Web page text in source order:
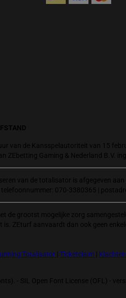
van de Kansspelautoriteit van 15
ZEbetting Gaming & Nederland B.V.
van de totalisator is afgegeven
070-3380365 |
de grootst mogelijke zorg
is. ZEturf aanvaardt dan ook geen
Totalisator Ticketclaim
- SIL Open Font License (OFL) -